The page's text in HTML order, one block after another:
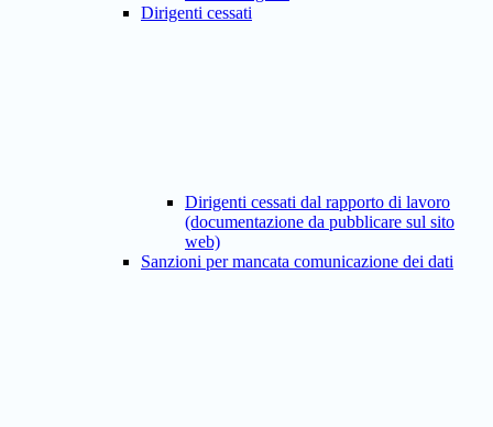
Dirigenti cessati
Dirigenti cessati dal rapporto di lavoro
(documentazione da pubblicare sul sito
web)
Sanzioni per mancata comunicazione dei dati